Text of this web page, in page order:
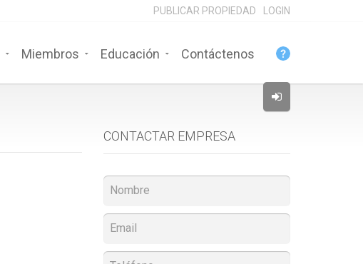
PUBLICAR PROPIEDAD LOGIN
Miembros Educación Contáctenos
CONTACTAR EMPRESA